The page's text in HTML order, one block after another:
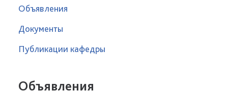
Объявления
Документы
Публикации кафедры
Объявления